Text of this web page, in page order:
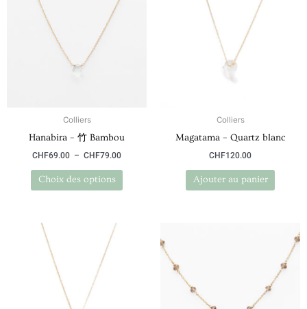
Colliers
Hanabira – 竹 Bambou
CHF69.00 – CHF79.00
Choix des options
la
du
Colliers
Magatama – Quartz blanc
CHF120.00
Ajouter au panier